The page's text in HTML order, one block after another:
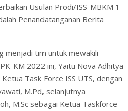
Usulan Prodi/ISS-MBKM 1 –
Penandatanganan Berita
menjadi tim untuk mewakili
KM 2022 ini, Yaitu Nova Adhitya
Task Force ISS UTS, dengan
M.Pd, selanjutnya
M.Sc sebagai Ketua Taskforce